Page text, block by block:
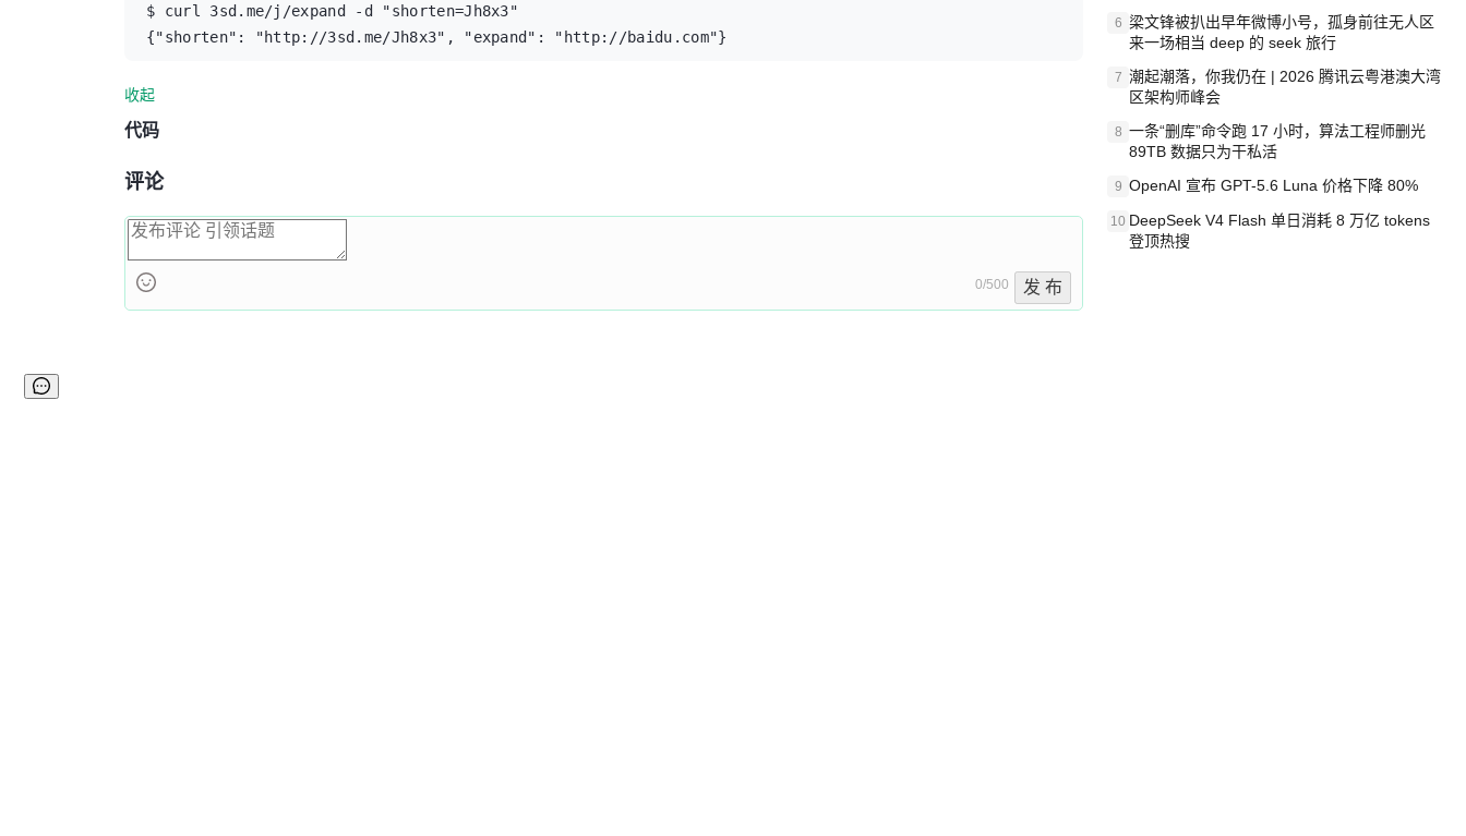
$ curl 3sd.me/j/expand -d "shorten=Jh8x3"
{"shorten": "http://3sd.me/Jh8x3", "expand": "http://baidu.com"}
收起
代码
评论
0/500 发 布
6 梁文锋被扒出早年微博小号，孤身前往无人区
来一场相当 deep 的 seek 旅行
7 潮起潮落，你我仍在 | 2026 腾讯云粤港澳大湾
区架构师峰会
8 一条“删库”命令跑 17 小时，算法工程师删光
89TB 数据只为干私活
9 OpenAI 宣布 GPT-5.6 Luna 价格下降 80%
10 DeepSeek V4 Flash 单日消耗 8 万亿 tokens
登顶热搜